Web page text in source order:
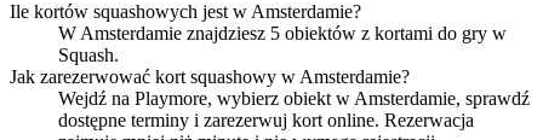
Ile kortów squashowych jest w Amsterdamie?
W Amsterdamie znajdziesz 5 obiektów z kortami do gry w
Squash.
Jak zarezerwować kort squashowy w Amsterdamie?
Wejdź na Playmore, wybierz obiekt w Amsterdamie, sprawdź
dostępne terminy i zarezerwuj kort online. Rezerwacja